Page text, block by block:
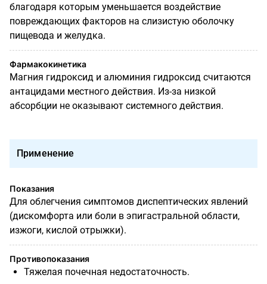
благодаря которым уменьшается воздействие
повреждающих факторов на слизистую оболочку
пищевода и желудка.
Фармакокинетика
Магния гидроксид и алюминия гидроксид считаются
антацидами местного действия. Из-за низкой
абсорбции не оказывают системного действия.
Применение
Показания
Для облегчения симптомов диспептических явлений
(дискомфорта или боли в эпигастральной области,
изжоги, кислой отрыжки).
Противопоказания
Тяжелая почечная недостаточность.